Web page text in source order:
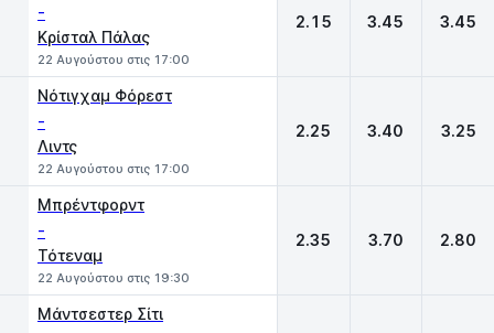
-
Κρίσταλ Πάλας
22 Αυγούστου στις 17:00
2.15 3.45 3.45
Νότιγχαμ Φόρεστ
-
Λιντς
22 Αυγούστου στις 17:00
2.25 3.40 3.25
Μπρέντφορντ
-
Τότεναμ
22 Αυγούστου στις 19:30
2.35 3.70 2.80
Μάντσεστερ Σίτι